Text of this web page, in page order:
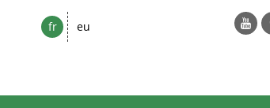
fr eu